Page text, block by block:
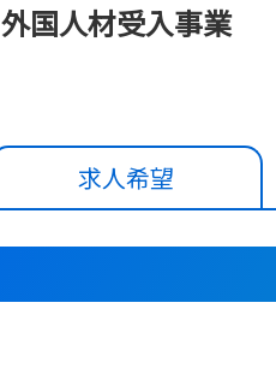
外国人材受入事業
求人希望